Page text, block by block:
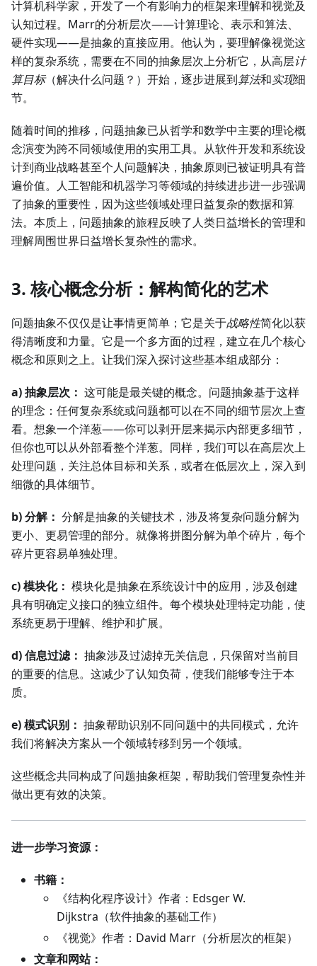
计算机科学家，开发了一个有影响力的框架来理解和视觉及
认知过程。Marr的分析层次——计算理论、表示和算法、
硬件实现——是抽象的直接应用。他认为，要理解像视觉这
样的复杂系统，需要在不同的抽象层次上分析它，从高层计
算目标（解决什么问题？）开始，逐步进展到算法和实现细
节。
随着时间的推移，问题抽象已从哲学和数学中主要的理论概
念演变为跨不同领域使用的实用工具。从软件开发和系统设
计到商业战略甚至个人问题解决，抽象原则已被证明具有普
遍价值。人工智能和机器学习等领域的持续进步进一步强调
了抽象的重要性，因为这些领域处理日益复杂的数据和算
法。本质上，问题抽象的旅程反映了人类日益增长的管理和
理解周围世界日益增长复杂性的需求。
3. 核心概念分析：解构简化的艺术
问题抽象不仅仅是让事情更简单；它是关于战略性简化以获
得清晰度和力量。它是一个多方面的过程，建立在几个核心
概念和原则之上。让我们深入探讨这些基本组成部分：
a) 抽象层次： 这可能是最关键的概念。问题抽象基于这样
的理念：任何复杂系统或问题都可以在不同的细节层次上查
看。想象一个洋葱——你可以剥开层来揭示内部更多细节，
但你也可以从外部看整个洋葱。同样，我们可以在高层次上
处理问题，关注总体目标和关系，或者在低层次上，深入到
细微的具体细节。
b) 分解： 分解是抽象的关键技术，涉及将复杂问题分解为
更小、更易管理的部分。就像将拼图分解为单个碎片，每个
碎片更容易单独处理。
c) 模块化： 模块化是抽象在系统设计中的应用，涉及创建
具有明确定义接口的独立组件。每个模块处理特定功能，使
系统更易于理解、维护和扩展。
d) 信息过滤： 抽象涉及过滤掉无关信息，只保留对当前目
的重要的信息。这减少了认知负荷，使我们能够专注于本
质。
e) 模式识别： 抽象帮助识别不同问题中的共同模式，允许
我们将解决方案从一个领域转移到另一个领域。
这些概念共同构成了问题抽象框架，帮助我们管理复杂性并
做出更有效的决策。
进一步学习资源：
书籍：
《结构化程序设计》作者：Edsger W.
Dijkstra（软件抽象的基础工作）
《视觉》作者：David Marr（分析层次的框架）
文章和网站：